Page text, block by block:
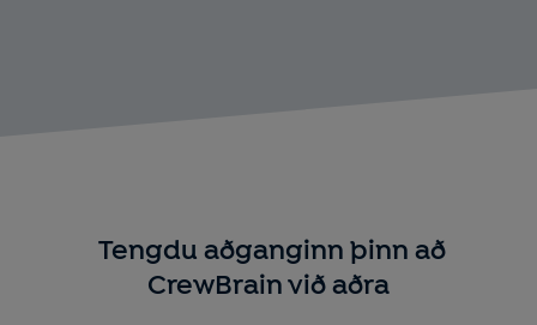
Tengdu aðganginn þinn að
CrewBrain við aðra